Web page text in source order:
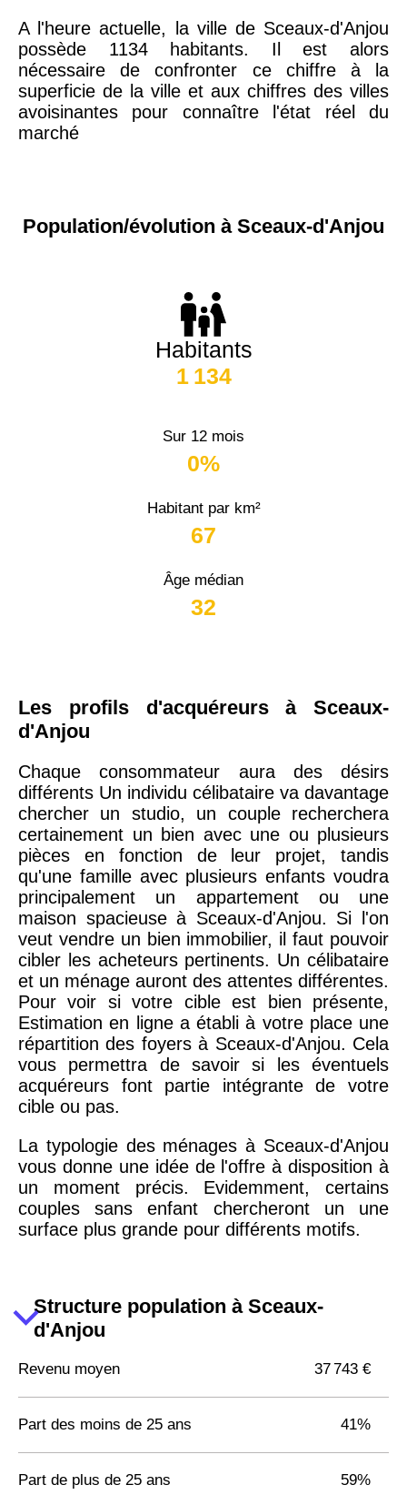
A l'heure actuelle, la ville de Sceaux-d'Anjou
possède 1134 habitants. Il est alors
nécessaire de confronter ce chiffre à la
superficie de la ville et aux chiffres des villes
avoisinantes pour connaître l'état réel du
marché
Population/évolution à Sceaux-d'Anjou
Habitants
1 134
Sur 12 mois
0%
Habitant par km²
67
Âge médian
32
Les profils d'acquéreurs à Sceaux-
d'Anjou
Chaque consommateur aura des désirs
différents Un individu célibataire va davantage
chercher un studio, un couple recherchera
certainement un bien avec une ou plusieurs
pièces en fonction de leur projet, tandis
qu'une famille avec plusieurs enfants voudra
principalement un appartement ou une
maison spacieuse à Sceaux-d'Anjou. Si l'on
veut vendre un bien immobilier, il faut pouvoir
cibler les acheteurs pertinents. Un célibataire
et un ménage auront des attentes différentes.
Pour voir si votre cible est bien présente,
Estimation en ligne a établi à votre place une
répartition des foyers à Sceaux-d'Anjou. Cela
vous permettra de savoir si les éventuels
acquéreurs font partie intégrante de votre
cible ou pas.
La typologie des ménages à Sceaux-d'Anjou
vous donne une idée de l'offre à disposition à
un moment précis. Evidemment, certains
couples sans enfant chercheront un une
surface plus grande pour différents motifs.
Structure population à Sceaux-
d'Anjou
Revenu moyen 37 743 €
Part des moins de 25 ans 41%
Part de plus de 25 ans 59%